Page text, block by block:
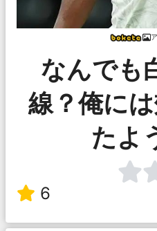
なんでも
線？俺に
たよ
6